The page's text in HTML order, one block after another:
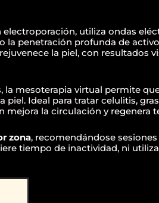
electroporación, utiliza ondas
la penetración profunda de
la piel, con resultados
mesoterapia virtual permite
Ideal para tratar celulitis,
mejora la circulación y regenera
zona, recomendándose
tiempo de inactividad, ni